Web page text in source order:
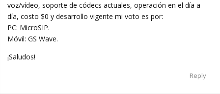
voz/vídeo, soporte de códecs actuales, operación en el día a
día, costo $0 y desarrollo vigente mi voto es por:
PC: MicroSIP.
Móvil: GS Wave.
¡Saludos!
Reply